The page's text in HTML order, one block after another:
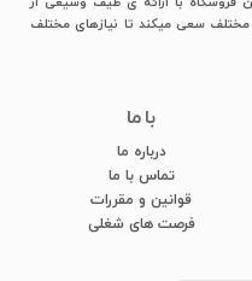
مختلف سعی میکند تا نیازهای مختلف
با ما
درباره ما
تماس با ما
قوانین و مقررات
فرصت های شغلی